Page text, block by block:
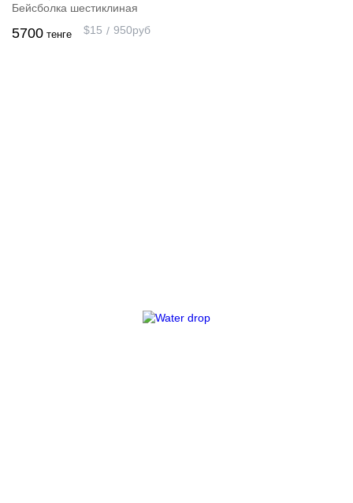
Бейсболка шестиклиная
5700 тенге $15 950руб